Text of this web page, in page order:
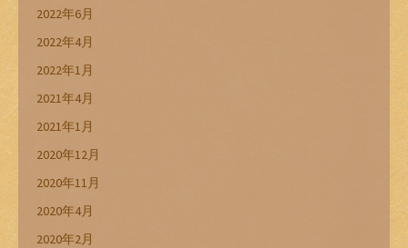
2022年6月
2022年4月
2022年1月
2021年4月
2021年1月
2020年12月
2020年11月
2020年4月
2020年2月